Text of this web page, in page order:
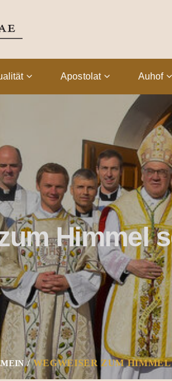
Apostolat Auhof
Himmel
WEGWEISER ZUM